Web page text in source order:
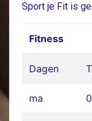
Sport je Fit is
Fitness
Dagen
ma